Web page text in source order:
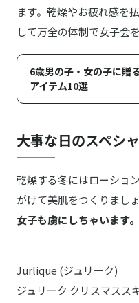
ます。乾燥やお疲れ感を
して万全の体制で女子会
6歳男の子・女の子に贈
アイテム10選
大事な日のスペシ
乾燥する冬にはローショ
がけて美肌をつくりましょ
女子も虜にしちゃいます。
Jurlique (ジュリーク)
ジュリーク クリスマスス